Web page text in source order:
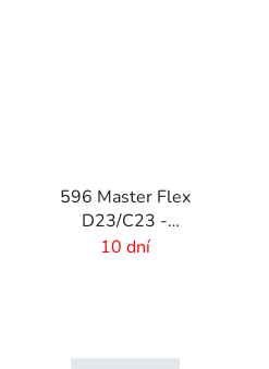
596 Master Flex
D23/C23 -
Bezpečnostné
10 dní